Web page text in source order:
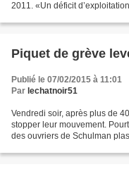
2011. «Un déficit
Piquet de grève
Publié le 07/02/2015 à 11:01
Par lechatnoir51
Vendredi soir, après plus de
stopper leur mouvement.
des ouvriers de Schulman